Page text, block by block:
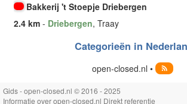
Bakkerij 't Stoepje Driebergen
2.4 km - Driebergen, Traay
Categorieën in
open-closed.nl •
Gids - open-closed.nl © 2016 - 2025
Informatie over open-closed.nl Direkt referentie